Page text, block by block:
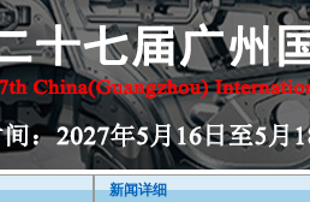
新闻详细